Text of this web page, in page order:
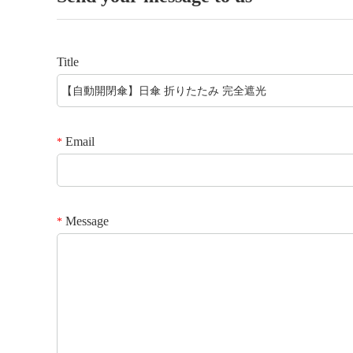
Title
* Email
* Message